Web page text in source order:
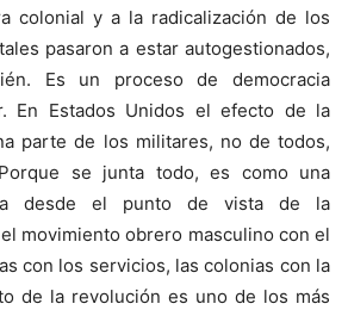
colonial y a la radicalización de los
pasaron a estar autogestionados,
Es un proceso de democracia
En Estados Unidos el efecto de la
parte de los militares, no de todos,
se junta todo, es como una
desde el punto de vista de la
movimiento obrero masculino con el
con los servicios, las colonias con la
de la revolución es uno de los más